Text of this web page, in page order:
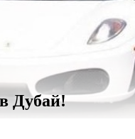
Дубай!